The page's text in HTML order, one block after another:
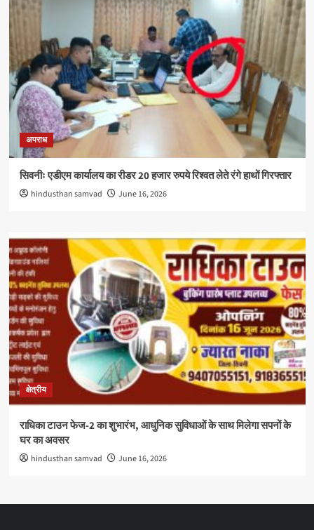
अपराध
सिवनीः एडीएम कार्यालय का रीडर 20 हजार रुपये रिश्वत लेते रंगे हाथों गिरफ्तार
hindusthan samvad June 16, 2026
क्षेत्रीय
राधिका टाउन फेज-2 का शुभारंभ, आधुनिक सुविधाओं के साथ मिलेगा सपनों के
घर का अवसर
hindusthan samvad June 16, 2026